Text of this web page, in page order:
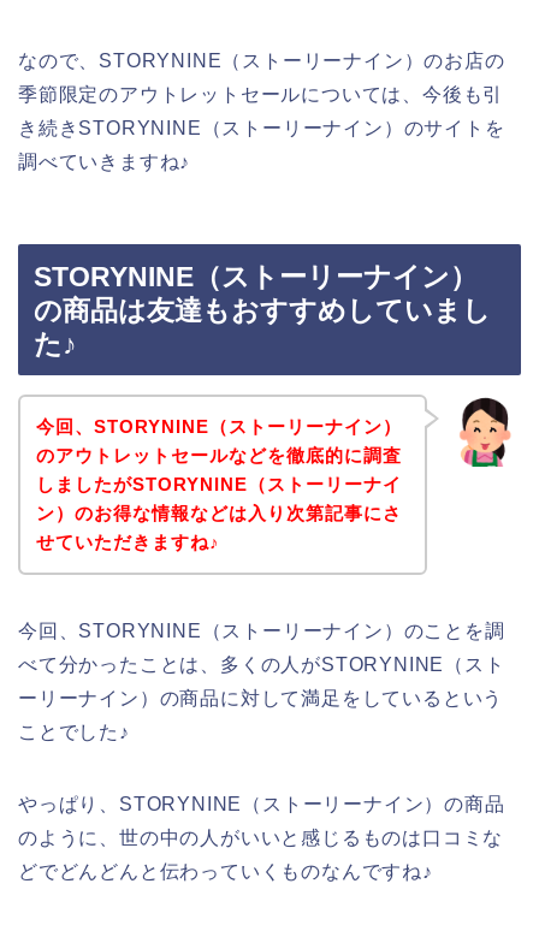
なので、STORYNINE（ストーリーナイン）のお店の
季節限定のアウトレットセールについては、今後も引
き続きSTORYNINE（ストーリーナイン）のサイトを
調べていきますね♪
STORYNINE（ストーリーナイン）
の商品は友達もおすすめしていまし
た♪
今回、STORYNINE（ストーリーナイン）
のアウトレットセールなどを徹底的に調査
しましたがSTORYNINE（ストーリーナイ
ン）のお得な情報などは入り次第記事にさ
せていただきますね♪
今回、STORYNINE（ストーリーナイン）のことを調
べて分かったことは、多くの人がSTORYNINE（スト
ーリーナイン）の商品に対して満足をしているという
ことでした♪
やっぱり、STORYNINE（ストーリーナイン）の商品
のように、世の中の人がいいと感じるものは口コミな
どでどんどんと伝わっていくものなんですね♪